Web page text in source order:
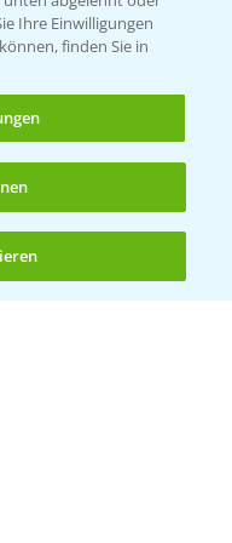
Ihre Einwilligungen
finden Sie in